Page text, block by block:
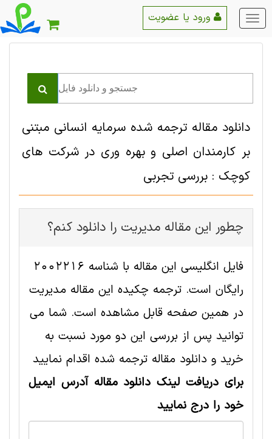
منو
اصلی
دانلود مقاله ترجمه شده سرمایه انسانی مبتنی
بر کارمندان اصلی و بهره وری در شرکت های
کوچک : بررسی تجربی
چطور این مقاله مديريت را دانلود کنم؟
فایل انگلیسی این مقاله با شناسه 2002216
رایگان است. ترجمه چکیده این مقاله مديريت
در همین صفحه قابل مشاهده است. شما می
توانید پس از بررسی این دو مورد نسبت به
خرید و دانلود مقاله ترجمه شده اقدام نمایید
برای دریافت لینک دانلود مقاله آدرس ایمیل
خود را درج نمایید